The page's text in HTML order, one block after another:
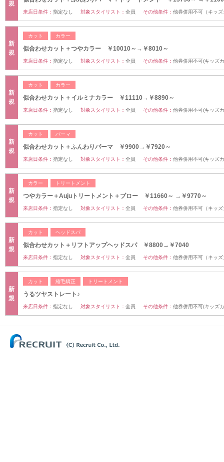
規
来店日条件： 指定なし 対象スタイリスト： 全員 その他条件： 他券併用不可（キッ
新
規
カット カラー
似合わせカット＋つやカラー ￥10010～→￥8010～
来店日条件： 指定なし 対象スタイリスト： 全員 その他条件： 他券併用不可(キッズ
新
規
カット カラー
似合わせカット＋イルミナカラー ￥11110→￥8890～
来店日条件： 指定なし 対象スタイリスト： 全員 その他条件： 他券併用不可(キッズ
新
規
カット パーマ
似合わせカット＋ふんわりパーマ ￥9900→￥7920～
来店日条件： 指定なし 対象スタイリスト： 全員 その他条件： 他券併用不可(キッズ
新
規
カラー トリートメント
つやカラー＋Aujuトリートメント＋ブロー ￥11660～ →￥9770～
来店日条件： 指定なし 対象スタイリスト： 全員 その他条件： 他券併用不可（キッ
新
規
カット ヘッドスパ
似合わせカット＋リフトアップヘッドスパ ￥8800→￥7040
来店日条件： 指定なし 対象スタイリスト： 全員 その他条件： 他券併用不可（キッ
新
規
カット 縮毛矯正 トリートメント
うるツヤストレート♪
来店日条件： 指定なし 対象スタイリスト： 全員 その他条件： 他券併用不可(キッズ